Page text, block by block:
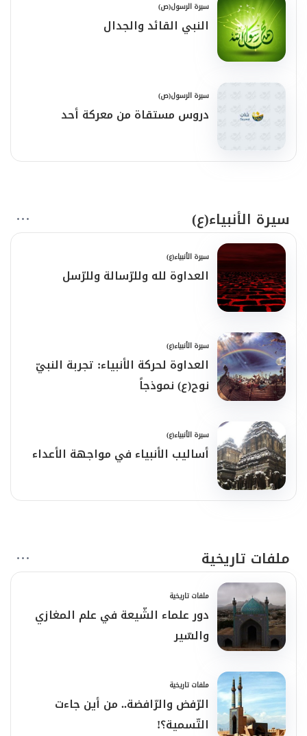
سيرة الرسول(ص)
النبي القائد والجدال
سيرة الرسول(ص)
دروس مستقاة من معركة أحد
سيرة الأنبياء(ع)
سيرة الأنبياء(ع)
العداوة لله وللرّسالة وللرّسل
سيرة الأنبياء(ع)
العداوة لحركة الأنبياء: تجربة النبيّ
نوح(ع) نموذجاً
سيرة الأنبياء(ع)
أساليب الأنبياء في مواجهة الأعداء
ملفات تاريخية
ملفات تاريخية
دور علماء الشّيعة في علم المغازي
والسّير
ملفات تاريخية
الرّفض والرّافضة.. من أين جاءت
التّسمية؟!